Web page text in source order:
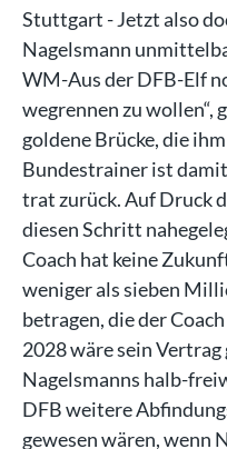
Stuttgart - Jetzt also
Nagelsmann
WM-Aus der DFB-Elf
wegrennen zu wollen“,
goldene Brücke, die
Bundestrainer ist
trat zurück. Auf Druck
diesen Schritt
Coach hat keine
weniger als sieben
betragen, die der
2028 wäre sein
Nagelsmanns halb-
DFB weitere
gewesen wären, wenn